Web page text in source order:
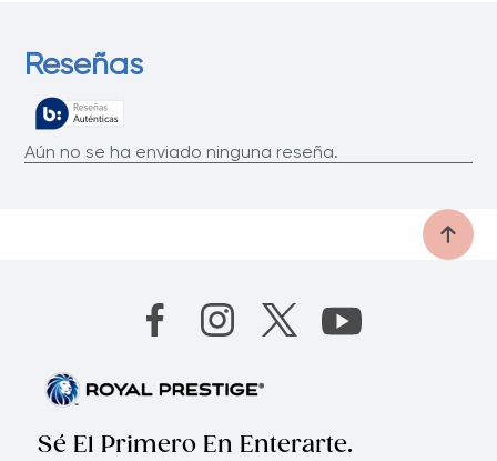
Reseñas
Aún no se ha enviado ninguna reseña.
Sé El Primero En Enterarte.